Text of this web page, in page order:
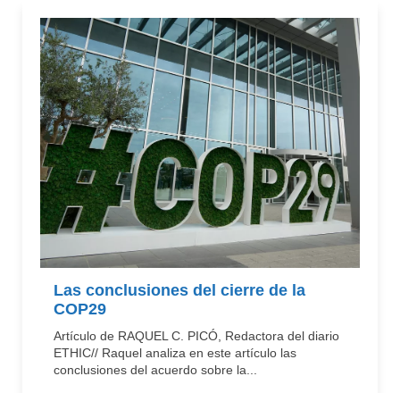
Las conclusiones del cierre de la
COP29
Artículo de RAQUEL C. PICÓ, Redactora del diario
ETHIC// Raquel analiza en este artículo las
conclusiones del acuerdo sobre la...